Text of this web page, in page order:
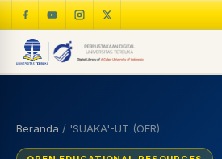
Beranda / 'SUAKA'-UT (OER)